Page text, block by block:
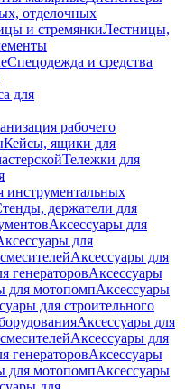
отделочных
и стремянкиЛестницы,
Спецодежда и средства
для
рабочего
Кейсы, ящики для
Тележки для
держатели для
Аксессуары для
для
Аксессуары для
генераторовАксессуары
для мотопомпАксессуары
для строительного
Аксессуары для
Аксессуары для
генераторовАксессуары
для мотопомпАксессуары